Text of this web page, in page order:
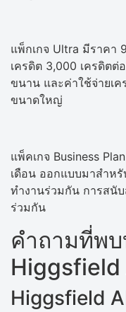
แพ็กเกจ Ultra มีราคา
เครดิต 3,000 เครดิตต่
ขนาน และค่าใช้จ่ายเ
ขนาดใหญ่
แพ็คเกจ Business
เดือน ออกแบบมาสำห
ทำงานร่วมกัน การสนั
ร่วมกัน
คำถามที่พบ
Higgsfield
Higgsfield